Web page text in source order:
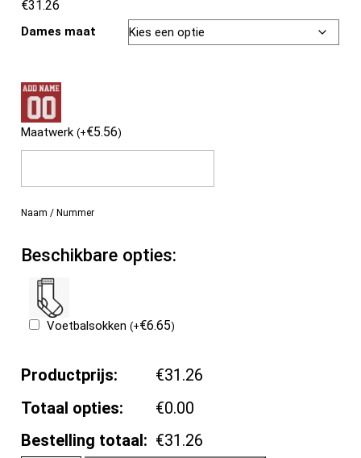
€31.26
Dames maat
Maatwerk(+€5.56)
Naam / Nummer
Beschikbare opties:
Voetbalsokken(+€6.65)
Productprijs:
€31.26
Totaal opties:
€0.00
Bestelling totaal: €31.26